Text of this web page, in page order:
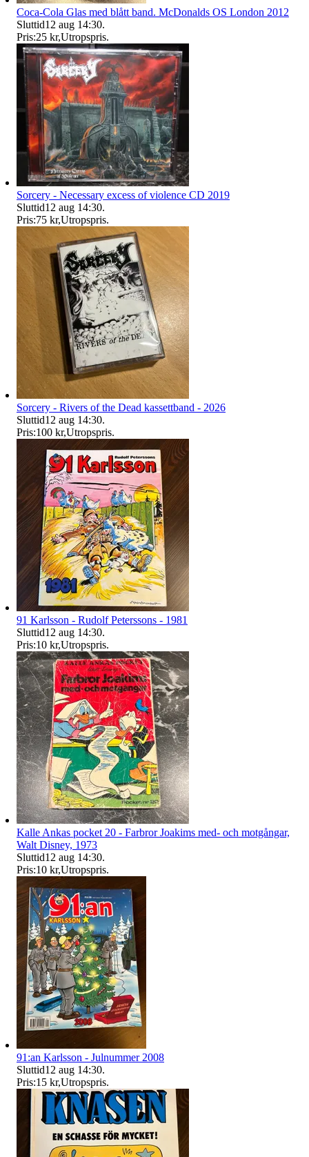
Coca-Cola Glas med blått band. McDonalds OS London 2012
Sluttid12 aug 14:30.
Pris:25 kr,Utropspris.
Sorcery - Necessary excess of violence CD 2019
Sluttid12 aug 14:30.
Pris:75 kr,Utropspris.
Sorcery - Rivers of the Dead kassettband - 2026
Sluttid12 aug 14:30.
Pris:100 kr,Utropspris.
91 Karlsson - Rudolf Peterssons - 1981
Sluttid12 aug 14:30.
Pris:10 kr,Utropspris.
Kalle Ankas pocket 20 - Farbror Joakims med- och motgångar,
Walt Disney, 1973
Sluttid12 aug 14:30.
Pris:10 kr,Utropspris.
91:an Karlsson - Julnummer 2008
Sluttid12 aug 14:30.
Pris:15 kr,Utropspris.